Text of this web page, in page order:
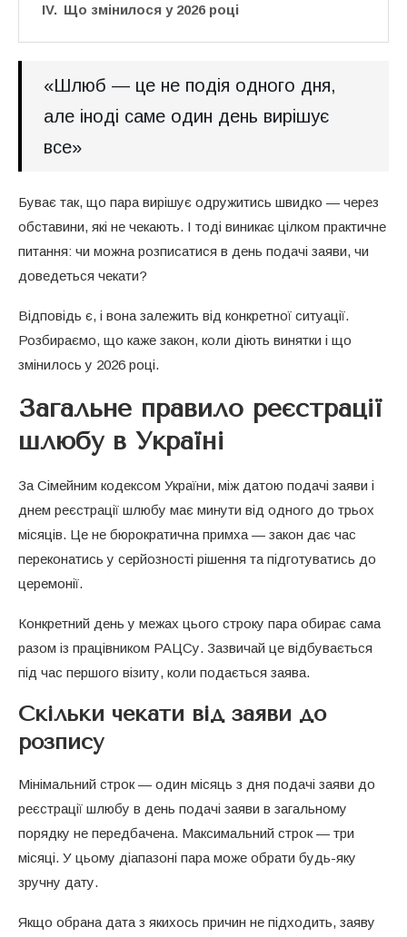
Що змінилося у 2026 році
«Шлюб — це не подія одного дня,
але іноді саме один день вирішує
все»
Буває так, що пара вирішує одружитись швидко — через
обставини, які не чекають. І тоді виникає цілком практичне
питання: чи можна розписатися в день подачі заяви, чи
доведеться чекати?
Відповідь є, і вона залежить від конкретної ситуації.
Розбираємо, що каже закон, коли діють винятки і що
змінилось у 2026 році.
Загальне правило реєстрації
шлюбу в Україні
За Сімейним кодексом України, між датою подачі заяви і
днем реєстрації шлюбу має минути від одного до трьох
місяців. Це не бюрократична примха — закон дає час
переконатись у серйозності рішення та підготуватись до
церемонії.
Конкретний день у межах цього строку пара обирає сама
разом із працівником РАЦСу. Зазвичай це відбувається
під час першого візиту, коли подається заява.
Скільки чекати від заяви до
розпису
Мінімальний строк — один місяць з дня подачі заяви до
реєстрації шлюбу в день подачі заяви в загальному
порядку не передбачена. Максимальний строк — три
місяці. У цьому діапазоні пара може обрати будь-яку
зручну дату.
Якщо обрана дата з якихось причин не підходить, заяву